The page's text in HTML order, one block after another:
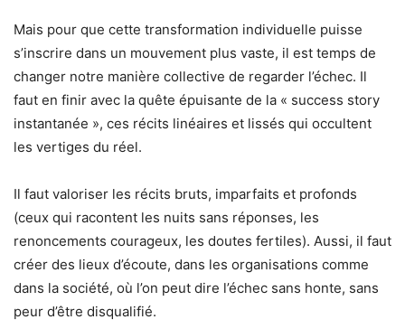
Mais pour que cette transformation individuelle puisse
s’inscrire dans un mouvement plus vaste, il est temps de
changer notre manière collective de regarder l’échec. Il
faut en finir avec la quête épuisante de la « success story
instantanée », ces récits linéaires et lissés qui occultent
les vertiges du réel.
Il faut valoriser les récits bruts, imparfaits et profonds
(ceux qui racontent les nuits sans réponses, les
renoncements courageux, les doutes fertiles). Aussi, il faut
créer des lieux d’écoute, dans les organisations comme
dans la société, où l’on peut dire l’échec sans honte, sans
peur d’être disqualifié.